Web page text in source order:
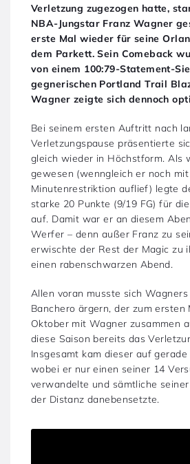
Verletzung zugezogen hatte,
NBA-Jungstar Franz Wagner
erste Mal wieder für seine
dem Parkett. Sein Comeback
von einem 100:79-Statement-
gegnerischen Portland Trail
Wagner zeigte sich dennoch
Bei seinem ersten Auftritt nach
Verletzungspause präsentierte
gleich wieder in Höchstform. Als
gewesen (wenngleich er noch
Minutenrestriktion auflief) legte
starke 20 Punkte (9/19 FG) für
auf. Damit war er an diesem
Werfer – denn außer Franz zu
erwischte der Rest der Magic zu
einen rabenschwarzen Abend.
Allen voran musste sich
Banchero ärgern, der zum ersten
Oktober mit Wagner zusammen
diese Saison bereits das
Insgesamt kam dieser auf
wobei er nur einen seiner 14
verwandelte und sämtliche
der Distanz danebensetzte.